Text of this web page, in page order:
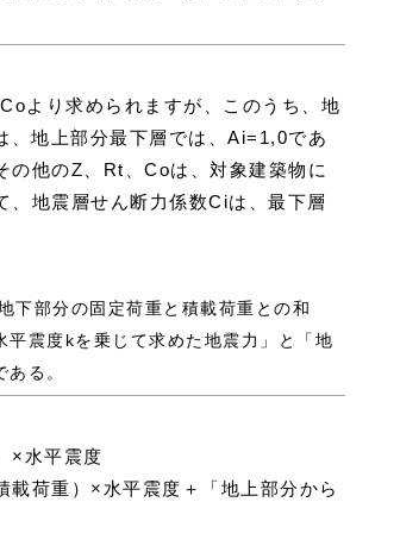
より求められますが、このうち、地
、地上部分最下層では、Ai=1,0であ
の他のZ、Rt、Coは、対象建築物に
、地震層せん断力係数Ciは、最下層
下部分の固定荷重と積載荷重との和
震度kを乗じて求めた地震力」と「地
る。
×水平震度
荷重）×水平震度＋「地上部分から